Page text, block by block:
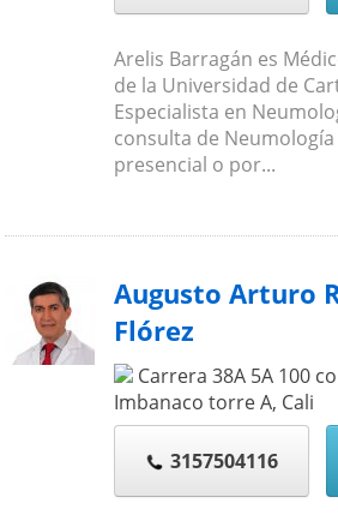
Arelis Barragán es
de la Universidad de
Especialista en
consulta de
presencial o por...
Augusto Arturo
Flórez
Carrera 38A 5A 100
Imbanaco torre A, Cali
3157504116